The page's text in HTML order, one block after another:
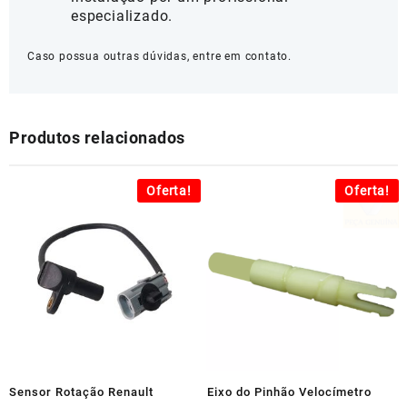
especializado.
Caso possua outras dúvidas, entre em contato.
Produtos relacionados
Oferta!
Sensor Rotação Renault
Oferta!
Eixo do Pinhão Velocímetro